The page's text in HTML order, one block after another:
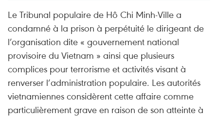
Le Tribunal populaire de Hô Chi Minh-Ville a
condamné à la prison à perpétuité le dirigeant de
l’organisation dite « gouvernement national
provisoire du Vietnam » ainsi que plusieurs
complices pour terrorisme et activités visant à
renverser l’administration populaire. Les autorités
vietnamiennes considèrent cette affaire comme
particulièrement grave en raison de son atteinte à